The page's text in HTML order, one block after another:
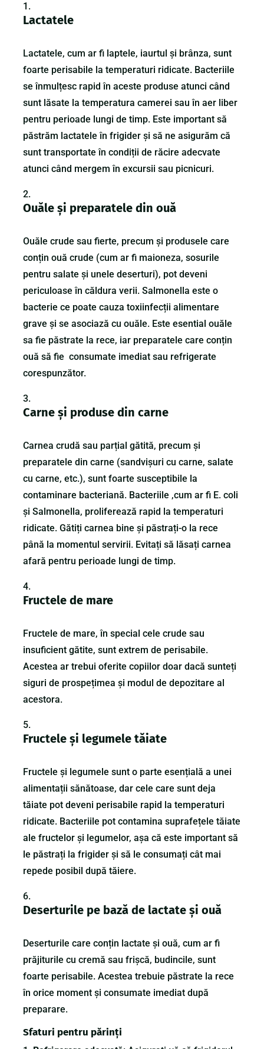
Lactatele
Lactatele, cum ar fi laptele, iaurtul și brânza, sunt
foarte perisabile la temperaturi ridicate. Bacteriile
se înmulțesc rapid în aceste produse atunci când
sunt lăsate la temperatura camerei sau în aer liber
pentru perioade lungi de timp. Este important să
păstrăm lactatele în frigider și să ne asigurăm că
sunt transportate în condiții de răcire adecvate
atunci când mergem în excursii sau picnicuri.
Ouăle și preparatele din ouă
Ouăle crude sau fierte, precum și produsele care
conțin ouă crude (cum ar fi maioneza, sosurile
pentru salate și unele deserturi), pot deveni
periculoase în căldura verii. Salmonella este o
bacterie ce poate cauza toxiinfecții alimentare
grave și se asociază cu ouăle. Este esential ouăle
sa fie păstrate la rece, iar preparatele care conțin
ouă să fie consumate imediat sau refrigerate
corespunzător.
Carne și produse din carne
Carnea crudă sau parțial gătită, precum și
preparatele din carne (sandvișuri cu carne, salate
cu carne, etc.), sunt foarte susceptibile la
contaminare bacteriană. Bacteriile ,cum ar fi E. coli
și Salmonella, proliferează rapid la temperaturi
ridicate. Gătiți carnea bine și păstrați-o la rece
până la momentul servirii. Evitați să lăsați carnea
afară pentru perioade lungi de timp.
Fructele de mare
Fructele de mare, în special cele crude sau
insuficient gătite, sunt extrem de perisabile.
Acestea ar trebui oferite copiilor doar dacă sunteți
siguri de prospețimea și modul de depozitare al
acestora.
Fructele și legumele tăiate
Fructele și legumele sunt o parte esențială a unei
alimentații sănătoase, dar cele care sunt deja
tăiate pot deveni perisabile rapid la temperaturi
ridicate. Bacteriile pot contamina suprafețele tăiate
ale fructelor și legumelor, așa că este important să
le păstrați la frigider și să le consumați cât mai
repede posibil după tăiere.
Deserturile pe bază de lactate și ouă
Deserturile care conțin lactate și ouă, cum ar fi
prăjiturile cu cremă sau frișcă, budincile, sunt
foarte perisabile. Acestea trebuie păstrate la rece
în orice moment și consumate imediat după
preparare.
Sfaturi pentru părinți